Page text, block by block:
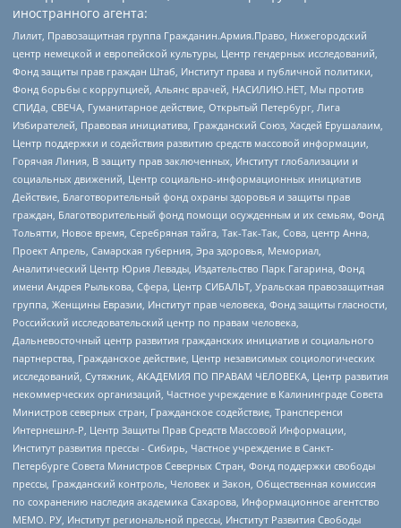
иностранного агента:
Лилит, Правозащитная группа Гражданин.Армия.Право, Нижегородский
центр немецкой и европейской культуры, Центр гендерных исследований,
Фонд защиты прав граждан Штаб, Институт права и публичной политики,
Фонд борьбы с коррупцией, Альянс врачей, НАСИЛИЮ.НЕТ, Мы против
СПИДа, СВЕЧА, Гуманитарное действие, Открытый Петербург, Лига
Избирателей, Правовая инициатива, Гражданский Союз, Хасдей Ерушалаим,
Центр поддержки и содействия развитию средств массовой информации,
Горячая Линия, В защиту прав заключенных, Институт глобализации и
социальных движений, Центр социально-информационных инициатив
Действие, Благотворительный фонд охраны здоровья и защиты прав
граждан, Благотворительный фонд помощи осужденным и их семьям, Фонд
Тольятти, Новое время, Серебряная тайга, Так-Так-Так, Сова, центр Анна,
Проект Апрель, Самарская губерния, Эра здоровья, Мемориал,
Аналитический Центр Юрия Левады, Издательство Парк Гагарина, Фонд
имени Андрея Рылькова, Сфера, Центр СИБАЛЬТ, Уральская правозащитная
группа, Женщины Евразии, Институт прав человека, Фонд защиты гласности,
Российский исследовательский центр по правам человека,
Дальневосточный центр развития гражданских инициатив и социального
партнерства, Гражданское действие, Центр независимых социологических
исследований, Сутяжник, АКАДЕМИЯ ПО ПРАВАМ ЧЕЛОВЕКА, Центр развития
некоммерческих организаций, Частное учреждение в Калининграде Совета
Министров северных стран, Гражданское содействие, Трансперенси
Интернешнл-Р, Центр Защиты Прав Средств Массовой Информации,
Институт развития прессы - Сибирь, Частное учреждение в Санкт-
Петербурге Совета Министров Северных Стран, Фонд поддержки свободы
прессы, Гражданский контроль, Человек и Закон, Общественная комиссия
по сохранению наследия академика Сахарова, Информационное агентство
МЕМО. РУ, Институт региональной прессы, Институт Развития Свободы